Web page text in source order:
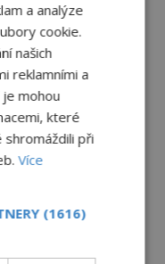
světců?
Evropou a
z Indie: Proč tento
nezná rez?
válečné lsti:
nepřítele
a analýze
cookie.
našich
reklamními a
mohou
které
při
Více
(1616)